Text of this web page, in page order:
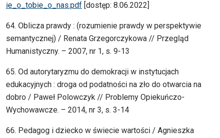
ie_o_tobie_o_nas.pdf [dostęp: 8.06.2022]
64. Oblicza prawdy : (rozumienie prawdy w perspektywie
semantycznej) / Renata Grzegorczykowa // Przegląd
Humanistyczny. – 2007, nr 1, s. 9-13
65. Od autorytaryzmu do demokracji w instytucjach
edukacyjnych : droga od podatności na zło do otwarcia na
dobro / Paweł Polowczyk // Problemy Opiekuńczo-
Wychowawcze. – 2014, nr 3, s. 3-14
66. Pedagog i dziecko w świecie wartości / Agnieszka